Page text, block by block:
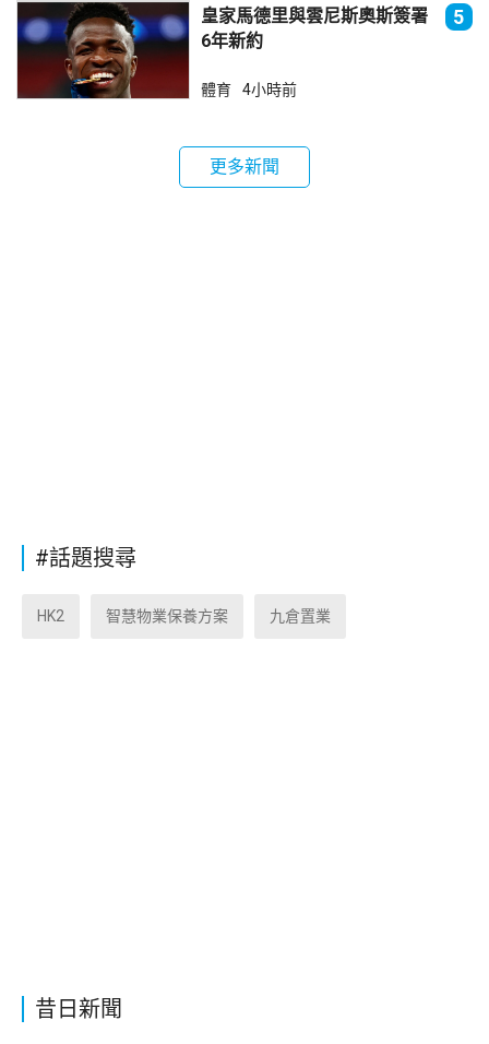
昔日新聞
皇家馬德里與雲尼斯奧斯簽署
6年新約
5
體育 4小時前
更多新聞
#話題搜尋
HK2 智慧物業保養方案 九倉置業